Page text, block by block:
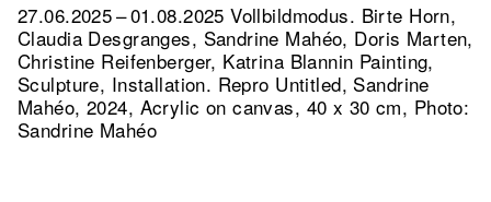
27.06.2025 – 01.08.2025 Vollbildmodus. Birte Horn,
Claudia Desgranges, Sandrine Mahéo, Doris Marten,
Christine Reifenberger, Katrina Blannin Painting,
Sculpture, Installation. Repro Untitled, Sandrine
Mahéo, 2024, Acrylic on canvas, 40 x 30 cm, Photo:
Sandrine Mahéo